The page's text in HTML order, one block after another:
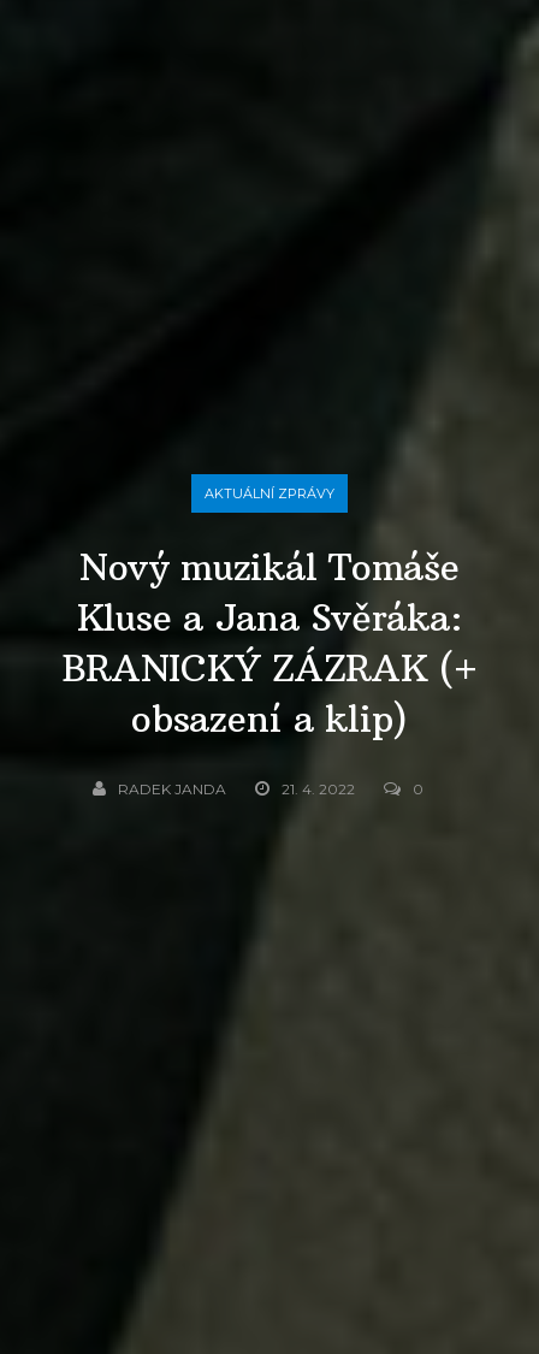
AKTUÁLNÍ ZPRÁVY
Nový muzikál Tomáše
Kluse a Jana Svěráka:
BRANICKÝ ZÁZRAK (+
obsazení a klip)
RADEK JANDA 21. 4. 2022 0